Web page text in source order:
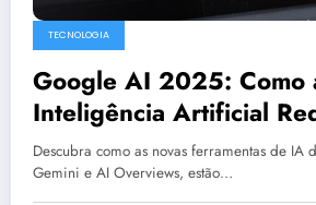
TECNOLOGIA
Google AI 2025: Como
Inteligência Artificial
Trabalho
Descubra como as novas ferramentas de IA
Gemini e AI Overviews, estão…